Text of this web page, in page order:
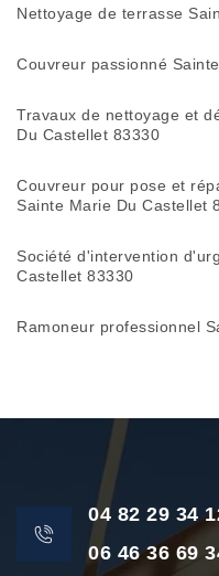
Nettoyage de terrasse
Couvreur passionné
Travaux de nettoyage et
Du Castellet 83330
Couvreur pour pose et
Sainte Marie Du Castellet
Société d'intervention
Castellet 83330
Ramoneur professionnel
04 82 29 34
06 46 36 69